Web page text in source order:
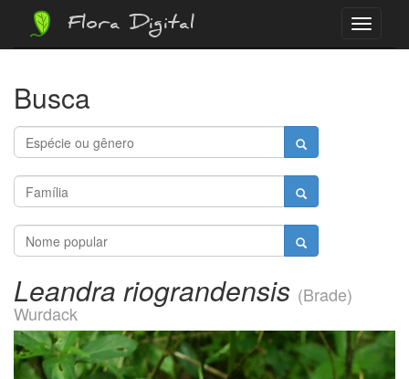
Menu
Flora Digital
Busca
Leandra riograndensis (Brade)
Wurdack